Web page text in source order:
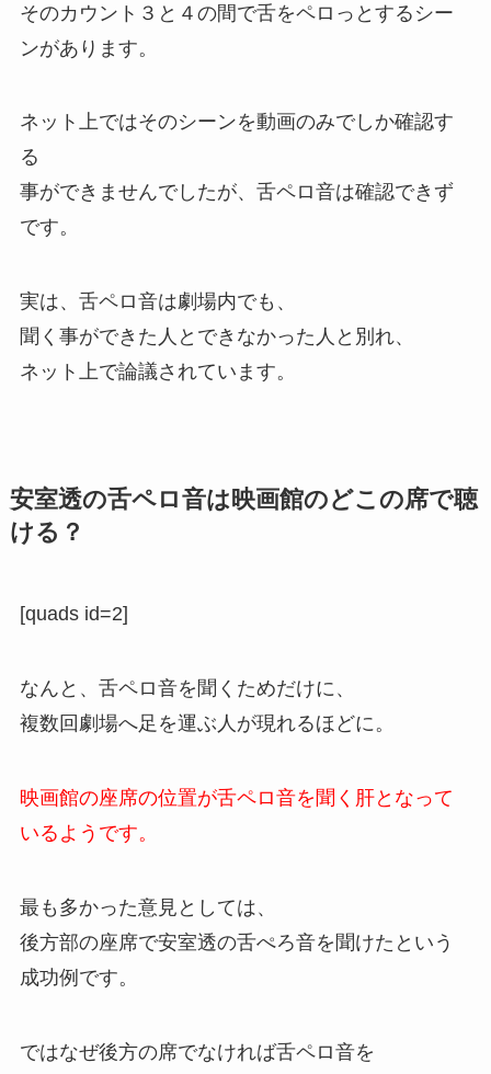
そのカウント３と４の間で舌をペロっとするシー
ンがあります。
ネット上ではそのシーンを動画のみでしか確認す
る
事ができませんでしたが、舌ペロ音は確認できず
です。
実は、舌ペロ音は劇場内でも、
聞く事ができた人とできなかった人と別れ、
ネット上で論議されています。
安室透の舌ペロ音は映画館のどこの席で聴
ける？
[quads id=2]
なんと、舌ペロ音を聞くためだけに、
複数回劇場へ足を運ぶ人が現れるほどに。
映画館の座席の位置が舌ペロ音を聞く肝となって
いるようです。
最も多かった意見としては、
後方部の座席で安室透の舌ぺろ音を聞けたという
成功例です。
ではなぜ後方の席でなければ舌ペロ音を